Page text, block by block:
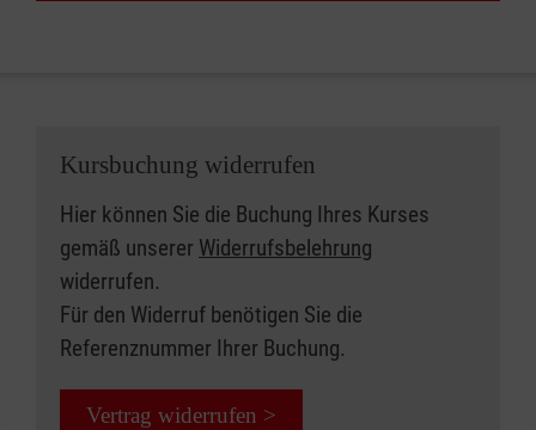
Kursbuchung widerrufen
Hier können Sie die Buchung Ihres Kurses
gemäß unserer Widerrufsbelehrung
widerrufen.
Für den Widerruf benötigen Sie die
Referenznummer Ihrer Buchung.
Vertrag widerrufen >